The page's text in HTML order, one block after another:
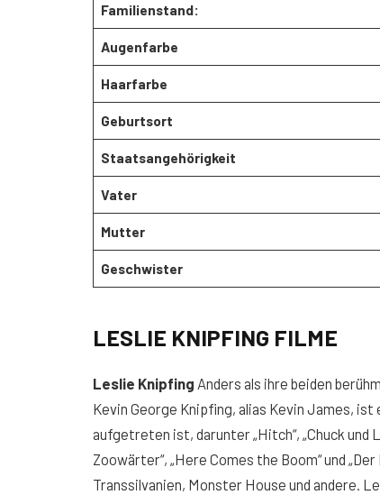
Familienstand:
Augenfarbe
Haarfarbe
Geburtsort
Staatsangehörigkeit
Vater
Mutter
Geschwister
LESLIE KNIPFING FILME
Leslie Knipfing Anders als ihre beiden
Kevin George Knipfing, alias Kevin James,
aufgetreten ist, darunter „Hitch“, „Chuck und
Zoowärter“, „Here Comes the Boom“ und
Transsilvanien, Monster House und andere.